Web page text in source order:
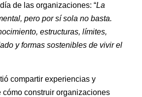
de las organizaciones: “La
pero por sí sola no basta.
estructuras, límites,
y formas sostenibles de vivir el
compartir experiencias y
cómo construir organizaciones